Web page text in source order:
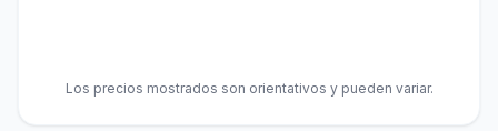
Los precios mostrados son orientativos y pueden variar.